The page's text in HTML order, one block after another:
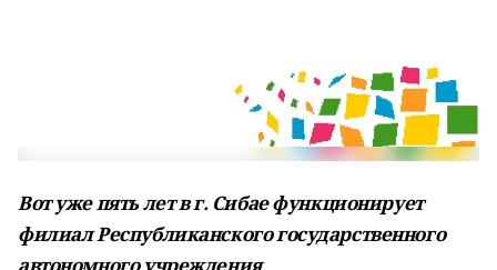
Вот уже пять лет в г. Сибае функционирует
филиал Республиканского государственного